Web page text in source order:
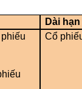
Dài
Cổ